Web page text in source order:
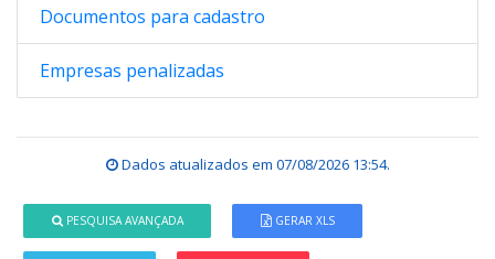
Documentos para cadastro
Empresas penalizadas
Dados atualizados em 07/08/2026 13:54.
PESQUISA AVANÇADA GERAR XLS